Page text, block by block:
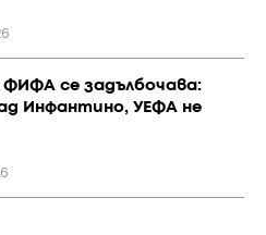
се задълбочава:
Инфантино, УЕФА не